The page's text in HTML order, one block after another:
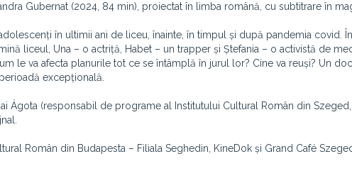
Gubernat (2024, 84 min), proiectat în limba română, cu subtitrare în
în ultimii ani de liceu, înainte, în timpul și după pandemia covid.
liceul, Una – o actriță, Habet – un trapper și Ștefania – o activistă de
le va afecta planurile tot ce se întâmplă în jurul lor? Cine va reuși? Un
excepțională.
Ágota (responsabil de programe al Institutului Cultural Român din
Român din Budapesta – Filiala Seghedin, KineDok și Grand Café